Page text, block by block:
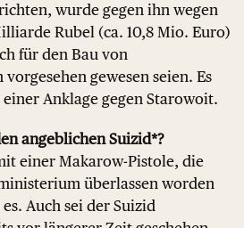
wurde gegen ihn wegen
Rubel (ca. 10,8 Mio. Euro)
für den Bau von
gewesen seien. Es
Anklage gegen Starowoit.
angeblichen Suizid*?
einer Makarow-Pistole, die
überlassen worden
Auch sei der Suizid